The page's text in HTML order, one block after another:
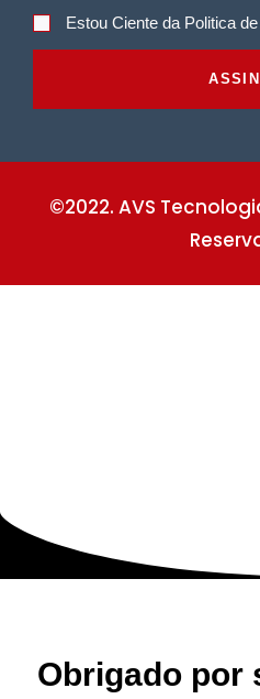
Estou Ciente da Politica
©2022. AVS
Obrigado por